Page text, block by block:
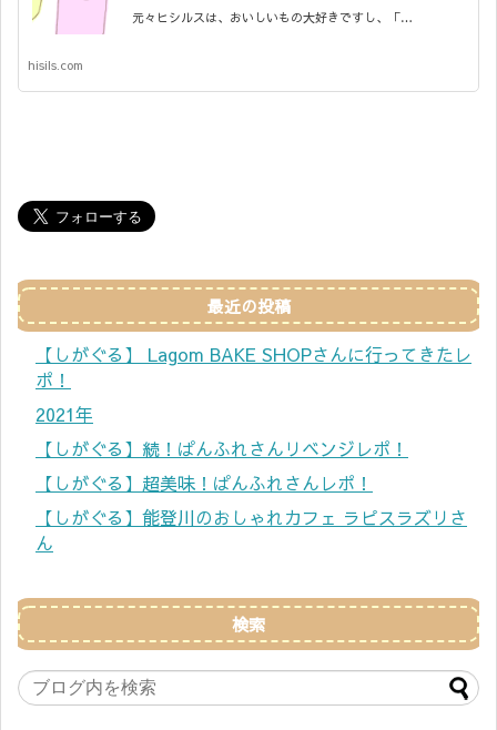
元々ヒシルスは、おいしいもの大好きですし、「…
hisils.com
最近の投稿
【しがぐる】 Lagom BAKE SHOPさんに行ってきたレ
ポ！
2021年
【しがぐる】続！ぱんふれさんリベンジレポ！
【しがぐる】超美味！ぱんふれさんレポ！
【しがぐる】能登川のおしゃれカフェ ラピスラズリさ
ん
検索